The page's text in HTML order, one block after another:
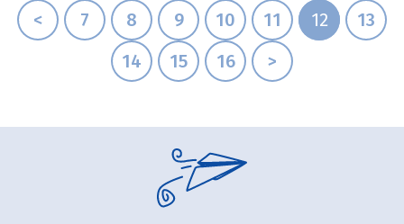
< 7 8 9 10 11 12
13
14
15 16 >